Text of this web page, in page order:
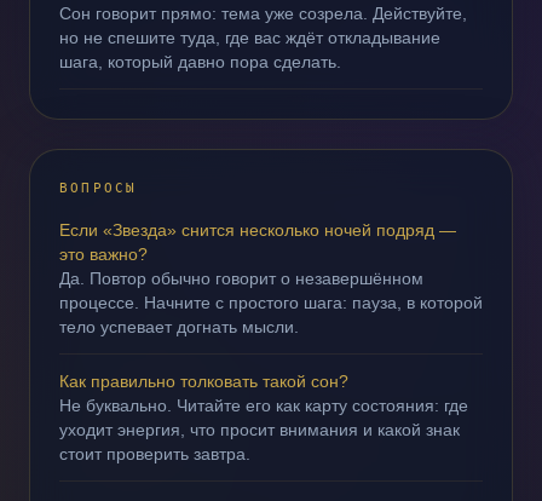
Сон говорит прямо: тема уже созрела. Действуйте,
но не спешите туда, где вас ждёт откладывание
шага, который давно пора сделать.
ВОПРОСЫ
Если «Звезда» снится несколько ночей подряд —
это важно?
Да. Повтор обычно говорит о незавершённом
процессе. Начните с простого шага: пауза, в которой
тело успевает догнать мысли.
Как правильно толковать такой сон?
Не буквально. Читайте его как карту состояния: где
уходит энергия, что просит внимания и какой знак
стоит проверить завтра.